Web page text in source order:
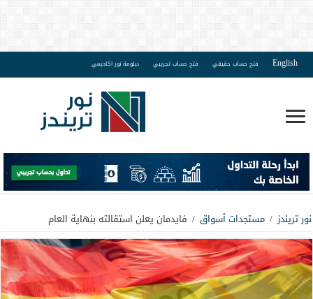
English فتح حساب حقيقي فتح حساب تجريبي دبلومة نور اكاديمي
نور تريندز / مستجدات أسواق / فايدمان يعلن استقالته بنهاية العام